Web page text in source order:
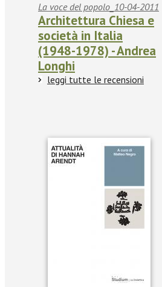
La voce del popolo_10-04-2011
Architettura Chiesa e
società in Italia
(1948-1978) - Andrea
Longhi
leggi tutte le recensioni